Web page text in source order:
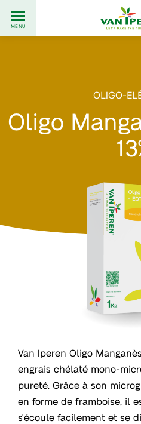
content
Back
to
MENU
OLIGO-
Oligo
Van Iperen Oligo
engrais chélaté mono-
pureté. Grâce à son
en forme de framboise, il
s'écoule facilement et se